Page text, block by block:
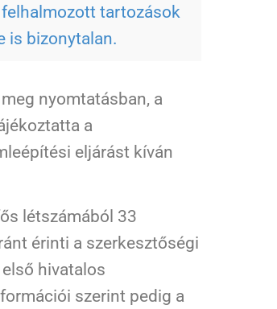
tartozások
is bizonytalan.
nyomtatásban, a
a
eljárást kíván
létszámából 33
érinti a szerkesztőségi
hivatalos
szerint pedig a